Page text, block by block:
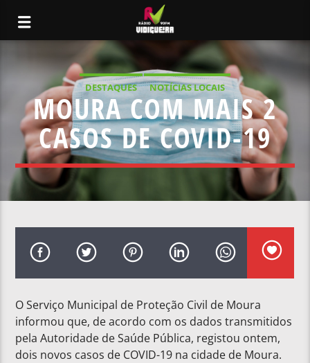
DESTAQUES NOTÍCIAS LOCAIS
MOURA COM MAIS 2
CASOS DE COVID-19
O Serviço Municipal de Proteção Civil de Moura
informou que, de acordo com os dados transmitidos
pela Autoridade de Saúde Pública, registou ontem,
dois novos casos de COVID-19 na cidade de Moura.